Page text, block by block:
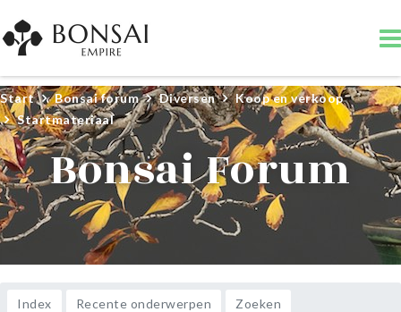
Start Bonsai forum Diversen
Koop en verkoop
Startmateriaal
Bonsai Forum
Index Recente onderwerpen Zoeken